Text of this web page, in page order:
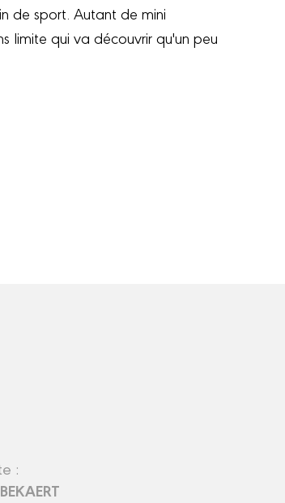
de sport. Autant de mini
limite qui va découvrir qu'un peu
: